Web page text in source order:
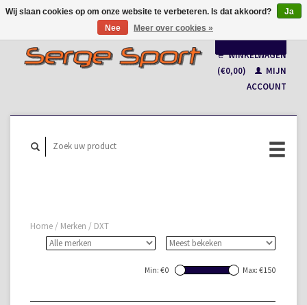
Français
WINKELWAGEN
(€0,00)
MIJN
ACCOUNT
Home / Merken / DXT
Min: €0 Max: €150
Wij slaan cookies op om onze website te verbeteren. Is dat akkoord?
Ja
Nee
Meer over cookies »